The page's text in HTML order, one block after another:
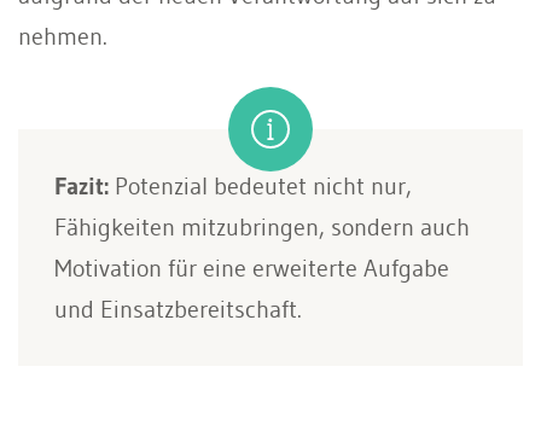
nehmen.
Fazit: Potenzial bedeutet nicht nur,
Fähigkeiten mitzubringen, sondern auch
Motivation für eine erweiterte Aufgabe
und Einsatz­bereitschaft.